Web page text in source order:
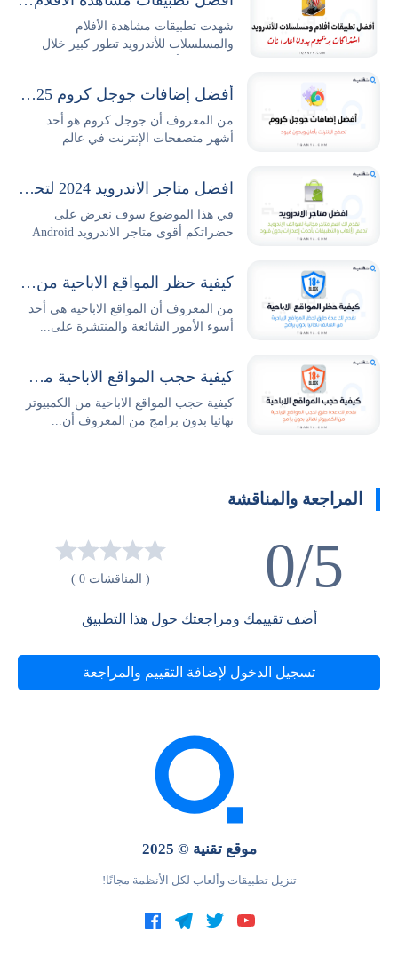
شهدت تطبيقات مشاهدة الأفلام
والمسلسلات للأندرويد تطور كبير خلال
أفضل إضافات جوجل كروم 2025 وطريقة تثبيتها وإدارتها بكل سهولة
من المعروف أن جوجل كروم هو أحد
أشهر متصفحات الإنترنت في عالم
افضل متاجر الاندرويد 2024 لتحميل التطبيقات والالعاب مجانا
في هذا الموضوع سوف نعرض على
حضراتكم أقوى متاجر الاندرويد Android
كيفية حظر المواقع الاباحية من الهاتف نهائيا بدون برامج
من المعروف أن المواقع الاباحية هي أحد
أسوء الأمور الشائعة والمنتشرة على...
كيفية حجب المواقع الاباحية من الكمبيوتر نهائيا بدون برامج
كيفية حجب المواقع الاباحية من الكمبيوتر
نهائيا بدون برامج من المعروف أن...
المراجعة والمناقشة
0/5 ( المناقشات 0 )
أضف تقييمك ومراجعتك حول هذا التطبيق
تسجيل الدخول لإضافة التقييم والمراجعة
موقع تقنية © 2025
تنزيل تطبيقات وألعاب لكل الأنظمة مجانًا!